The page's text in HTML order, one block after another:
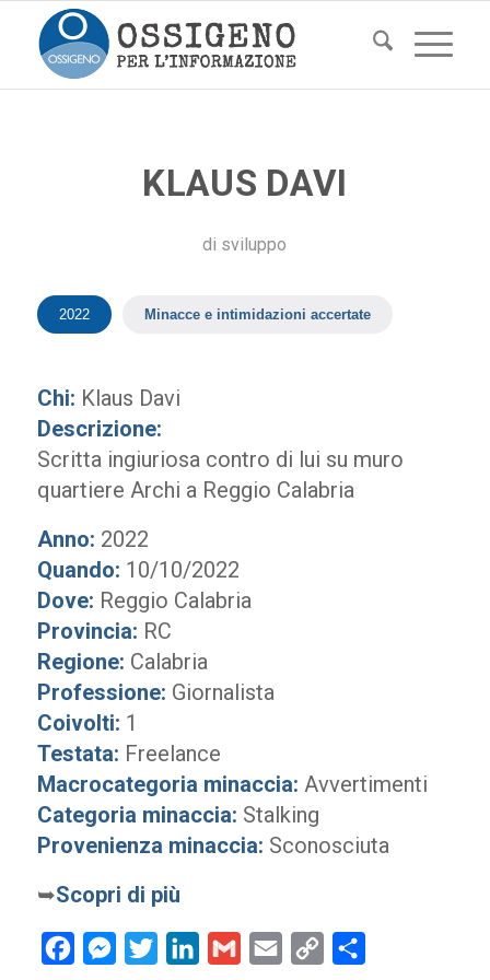
KLAUS DAVI
di sviluppo
2022 Minacce e intimidazioni accertate
Chi: Klaus Davi
Descrizione:
Scritta ingiuriosa contro di lui su muro
quartiere Archi a Reggio Calabria
Anno: 2022
Quando: 10/10/2022
Dove: Reggio Calabria
Provincia: RC
Regione: Calabria
Professione: Giornalista
Coivolti: 1
Testata: Freelance
Macrocategoria minaccia: Avvertimenti
Categoria minaccia: Stalking
Provenienza minaccia: Sconosciuta
➥Scopri di più
FacebookMessenger
Twitter LinkedInGmail Email
Copy